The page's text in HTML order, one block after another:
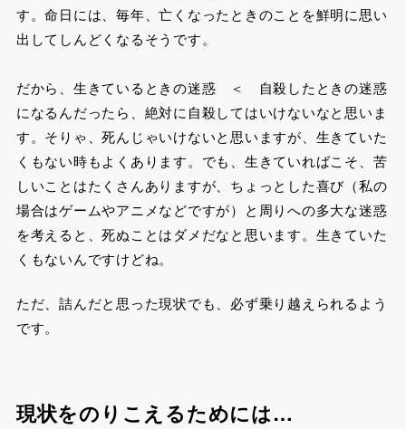
す。命日には、毎年、亡くなったときのことを鮮明に思い
出してしんどくなるそうです。
だから、生きているときの迷惑 ＜ 自殺したときの迷惑
になるんだったら、絶対に自殺してはいけないなと思いま
す。そりゃ、死んじゃいけないと思いますが、生きていた
くもない時もよくあります。でも、生きていればこそ、苦
しいことはたくさんありますが、ちょっとした喜び（私の
場合はゲームやアニメなどですが）と周りへの多大な迷惑
を考えると、死ぬことはダメだなと思います。生きていた
くもないんですけどね。
ただ、詰んだと思った現状でも、必ず乗り越えられるよう
です。
現状をのりこえるためには…